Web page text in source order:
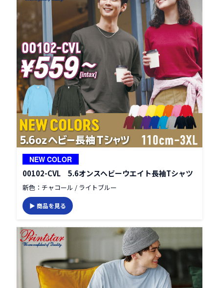
NEW COLOR
00102-CVL 5.6オンスヘビーウエイト長袖Tシャツ
新色：チャコール / ライトブルー
▶ 商品を見る